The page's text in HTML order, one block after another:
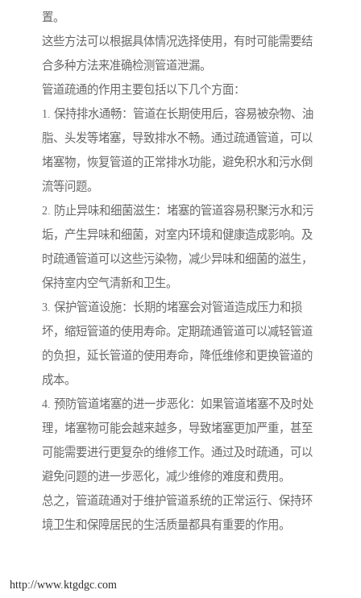
置。
这些方法可以根据具体情况选择使用，有时可能需要结
合多种方法来准确检测管道泄漏。
管道疏通的作用主要包括以下几个方面：
1. 保持排水通畅：管道在长期使用后，容易被杂物、油
脂、头发等堵塞，导致排水不畅。通过疏通管道，可以
堵塞物，恢复管道的正常排水功能，避免积水和污水倒
流等问题。
2. 防止异味和细菌滋生：堵塞的管道容易积聚污水和污
垢，产生异味和细菌，对室内环境和健康造成影响。及
时疏通管道可以这些污染物，减少异味和细菌的滋生，
保持室内空气清新和卫生。
3. 保护管道设施：长期的堵塞会对管道造成压力和损
坏，缩短管道的使用寿命。定期疏通管道可以减轻管道
的负担，延长管道的使用寿命，降低维修和更换管道的
成本。
4. 预防管道堵塞的进一步恶化：如果管道堵塞不及时处
理，堵塞物可能会越来越多，导致堵塞更加严重，甚至
可能需要进行更复杂的维修工作。通过及时疏通，可以
避免问题的进一步恶化，减少维修的难度和费用。
总之，管道疏通对于维护管道系统的正常运行、保持环
境卫生和保障居民的生活质量都具有重要的作用。
http://www.ktgdgc.com